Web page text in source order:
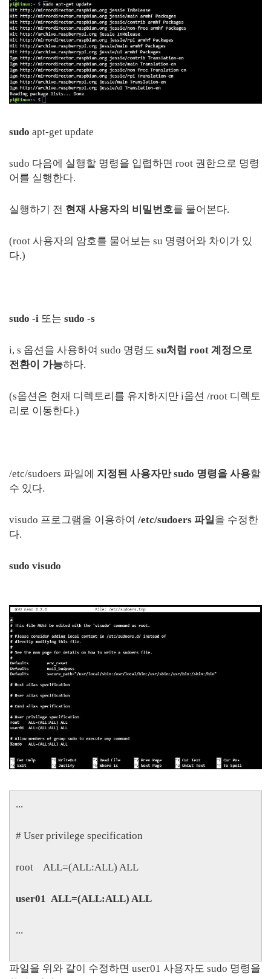
sudo apt-get update
sudo 다음에 실행할 명령을 입렵하면 root 권한으로 명령
어를 실행한다.
실행하기 전 현재 사용자의 비밀번호를 물어본다.
(root 사용자의 암호를 물어보는 su 명령어와 차이가 있
다.)
sudo -i 또는 sudo -s
i, s 옵션을 사용하여 sudo 명령도 su처럼 root 계정으로
전환이 가능하다.
(s옵션은 현재 디렉토리를 유지하지만 i옵션 /root 디렉토
리로 이동한다.)
/etc/sudoers 파일에 지정된 사용자만 sudo 명령을 사용할
수 있다.
visudo 프로그램을 이용하여 /etc/sudoers 파일을 수정한
다.
sudo visudo
...
# User privilege specification
root ALL=(ALL:ALL) ALL
user01 ALL=(ALL:ALL) ALL
...
파일을 위와 같이 수정하면 user01 사용자도 sudo 명령을